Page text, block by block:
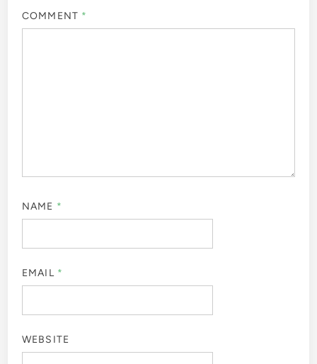
COMMENT *
NAME *
EMAIL *
WEBSITE